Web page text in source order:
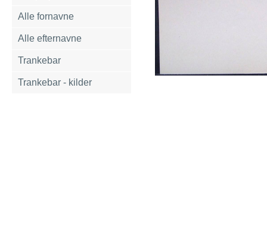
Alle fornavne
Alle efternavne
Trankebar
Trankebar - kilder